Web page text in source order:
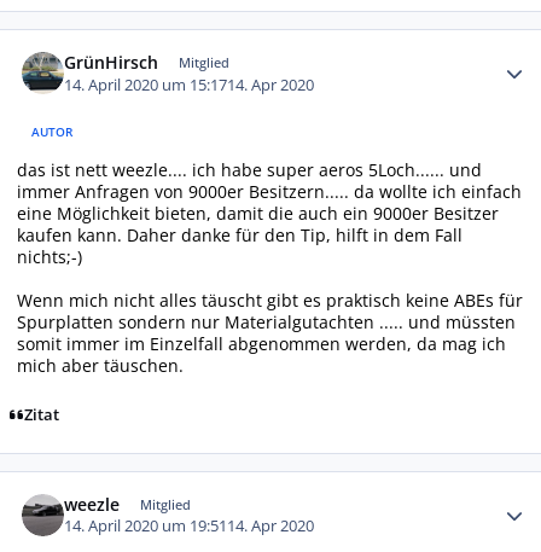
GrünHirsch Mitglied
14. April 2020 um 15:1714. Apr 2020
AUTOR
das ist nett weezle.... ich habe super aeros 5Loch...... und
immer Anfragen von 9000er Besitzern..... da wollte ich einfach
eine Möglichkeit bieten, damit die auch ein 9000er Besitzer
kaufen kann. Daher danke für den Tip, hilft in dem Fall
nichts;-)
Wenn mich nicht alles täuscht gibt es praktisch keine ABEs für
Spurplatten sondern nur Materialgutachten ..... und müssten
somit immer im Einzelfall abgenommen werden, da mag ich
mich aber täuschen.
Zitat
weezle Mitglied
14. April 2020 um 19:5114. Apr 2020